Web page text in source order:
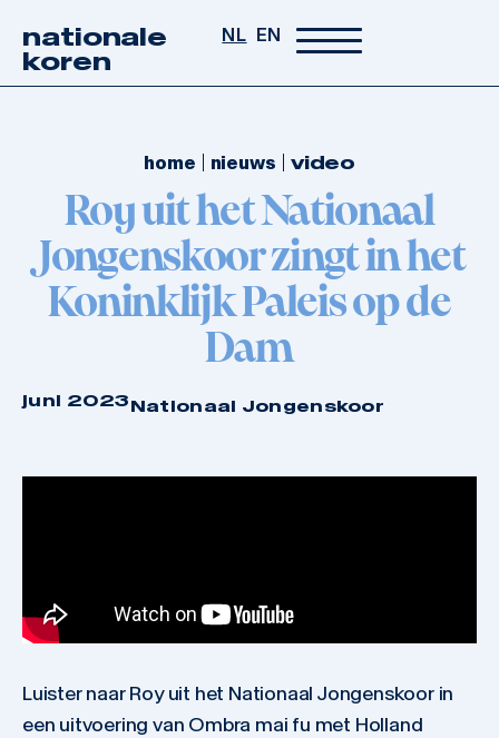
nationale
koren
NL EN
home nieuws video
Roy uit het Nationaal
Jongenskoor zingt in het
Koninklijk Paleis op de
Dam
juni 2023Nationaal Jongenskoor
Luister naar Roy uit het Nationaal Jongenskoor in
een uitvoering van Ombra mai fu met Holland